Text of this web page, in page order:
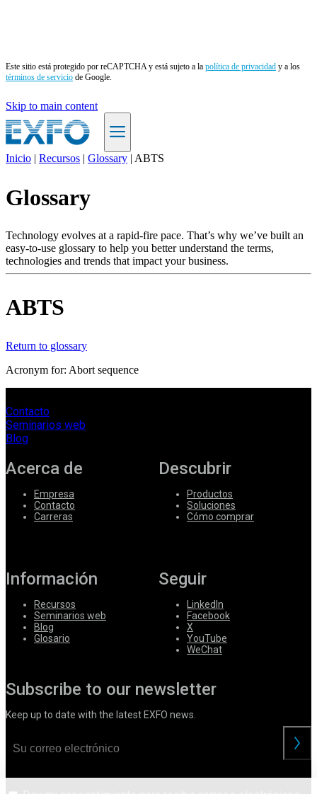
Este sitio está protegido por reCAPTCHA y está sujeto a la política de privacidad y a los
términos de servicio de Google.
Skip to main content
Productos
Asistencia
Servicios
Cómo
Recursos
Contacto
Corporate
Careers
Partners
Suppliers
Inicio | Recursos | Glossary | ABTS
Glossary
Technology evolves at a rapid-fire pace. That’s why we’ve built an
easy-to-use glossary to help you better understand the terms,
technologies and trends that impact your business.
ABTS
Return to glossary
Acronym for: Abort sequence
Contacto
Seminarios web
Blog
Acerca de
Empresa
Contacto
Carreras
Descubrir
Productos
Soluciones
Cómo comprar
Información
Recursos
Seminarios web
Blog
Glosario
Seguir
LinkedIn
Facebook
X
YouTube
WeChat
Subscribe to our newsletter
Keep up to date with the latest EXFO news.